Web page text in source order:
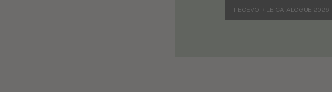
RECEVOIR LE CATALOGUE 2026